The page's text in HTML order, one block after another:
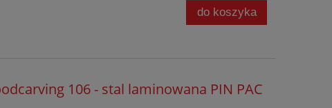
do koszyka
106 - stal laminowana PIN PAC